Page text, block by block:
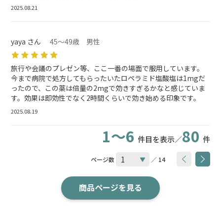
2025.08.21
yaya さん 45～49歳 男性
旅行や会議のプレゼン等、ここ一番の場面で服用しています。
今まで病院で処方してもらったいたロペラミド塩酸塩は1mgだ
ったので、この薬は倍量の2mgで効きすぎるかなと感じていま
す。効果は即効性でなく2時間くらいで効き始める印象です。
2025.08.19
1～6 件目を表示／80 件
ページ数 ／ 14
商品ページを見る